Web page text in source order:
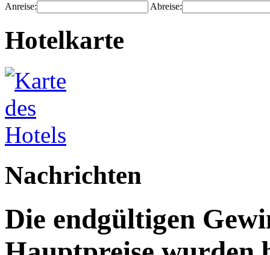
Anreise: Abreise:
Hotelkarte
Nachrichten
Die endgültigen